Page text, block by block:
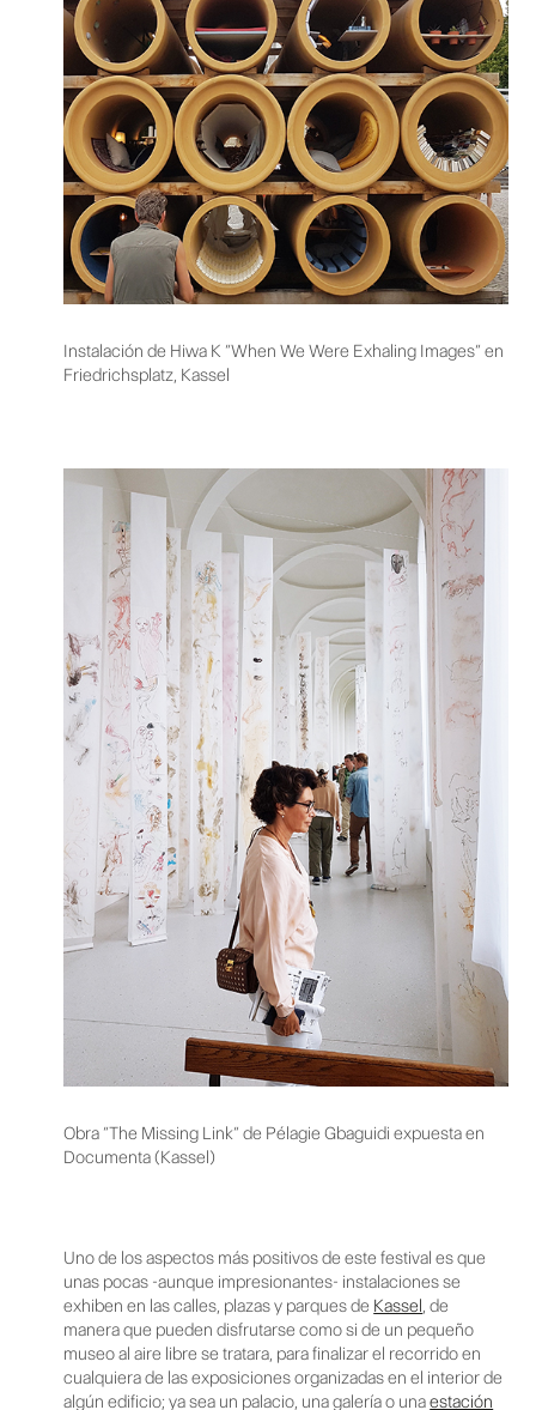
Instalación de Hiwa K “When We Were Exhaling Images” en
Friedrichsplatz, Kassel
Obra “The Missing Link” de Pélagie Gbaguidi expuesta en
Documenta (Kassel)
Uno de los aspectos más positivos de este festival es que
unas pocas -aunque impresionantes- instalaciones se
exhiben en las calles, plazas y parques de Kassel, de
manera que pueden disfrutarse como si de un pequeño
museo al aire libre se tratara, para finalizar el recorrido en
cualquiera de las exposiciones organizadas en el interior de
algún edificio; ya sea un palacio, una galería o unaestación